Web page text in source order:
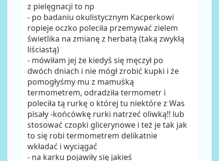
z pielęgnacji to np
- po badaniu okulistycznym Kacperkowi
ropieje oczko poleciła przemywać zielem
świetlika na zmianę z herbatą (taką zwykłą
liściastą)
- mówiłam jej że kiedyś się męczył po
dwóch dniach i nie mógł zrobić kupki i że
pomogłyśmy mu z mamuśką
termometrem, odradziła termometr i
poleciła tą rurkę o której tu niektóre z Was
pisały -końcówkę rurki natrzeć oliwką!! lub
stosować czopki glicerynowe i też je tak jak
to się robi termometrem delikatnie
wkładać i wyciągać
- na karku pojawiły się jakieś